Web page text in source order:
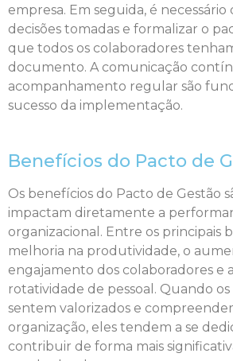
empresa. Em seguida, é
decisões tomadas e formalizar o
que todos os colaboradores
documento. A comunicação
acompanhamento regular são
sucesso da implementação.
Benefícios do Pacto de
Os benefícios do Pacto de Gestão
impactam diretamente a
organizacional. Entre os principais
melhoria na produtividade, o
engajamento dos colaboradores e
rotatividade de pessoal. Quando
sentem valorizados e
organização, eles tendem a se
contribuir de forma mais